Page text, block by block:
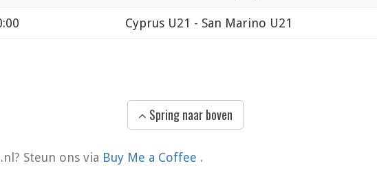
Cyprus U21 - San Marino U21
Spring naar boven
Steun ons via Buy Me a Coffee .